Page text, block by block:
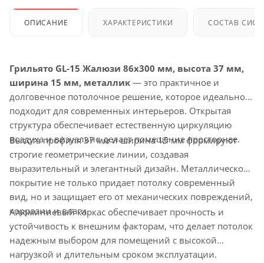
ОПИСАНИЕ ХАРАКТЕРИСТИКИ СОСТАВ
Грильято GL-15 Жалюзи 86x300 мм, высота 37 мм,
ширина 15 мм, металлик — это практичное и
долговечное потолочное решение, которое идеально
подходит для современных интерьеров. Открытая
структура обеспечивает естественную циркуляцию
воздуха и визуально делает помещение просторнее.
Высота профиля 37 мм и ширина 15 мм формируют
строгие геометрические линии, создавая
выразительный и элегантный дизайн. Металлическое
покрытие не только придает потолку современный
вид, но и защищает его от механических повреждений,
коррозии и влаги.
Алюминиевый каркас обеспечивает прочность и
устойчивость к внешним факторам, что делает потолок
надежным выбором для помещений с высокой
нагрузкой и длительным сроком эксплуатации.